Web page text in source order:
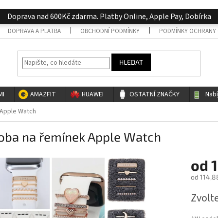
Doprava nad 600Kč zdarma. Platby Online, Apple Pay, Dobírka
DOPRAVA A PLATBA OBCHODNÍ PODMÍNKY PODMÍNKY
HLEDAT
AMAZFIT HUAWEI OSTATNÍ ZNAČKY
Watch
na řemínek Apple Watch
od
od
cena: